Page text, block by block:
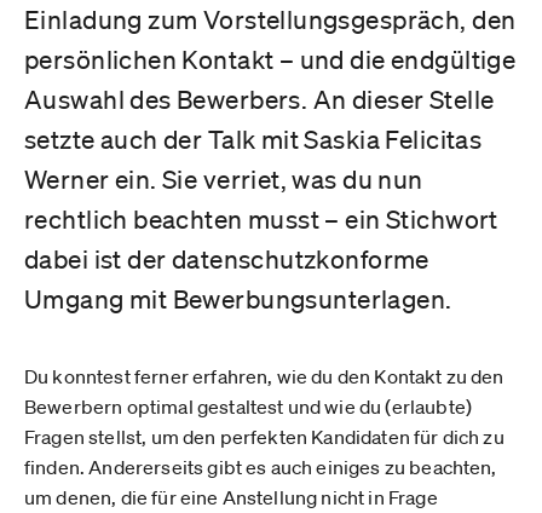
Einladung zum Vorstellungsgespräch, den
persönlichen Kontakt – und die endgültige
Auswahl des Bewerbers. An dieser Stelle
setzte auch der Talk mit Saskia Felicitas
Werner ein. Sie verriet, was du nun
rechtlich beachten musst – ein Stichwort
dabei ist der datenschutzkonforme
Umgang mit Bewerbungsunterlagen.
Du konntest ferner erfahren, wie du den Kontakt zu den
Bewerbern optimal gestaltest und wie du (erlaubte)
Fragen stellst, um den perfekten Kandidaten für dich zu
finden. Andererseits gibt es auch einiges zu beachten,
um denen, die für eine Anstellung nicht in Frage